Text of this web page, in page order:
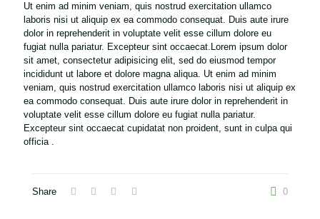
Ut enim ad minim veniam, quis nostrud exercitation ullamco
laboris nisi ut aliquip ex ea commodo consequat. Duis aute irure
dolor in reprehenderit in voluptate velit esse cillum dolore eu
fugiat nulla pariatur. Excepteur sint occaecat.Lorem ipsum dolor
sit amet, consectetur adipisicing elit, sed do eiusmod tempor
incididunt ut labore et dolore magna aliqua. Ut enim ad minim
veniam, quis nostrud exercitation ullamco laboris nisi ut aliquip ex
ea commodo consequat. Duis aute irure dolor in reprehenderit in
voluptate velit esse cillum dolore eu fugiat nulla pariatur.
Excepteur sint occaecat cupidatat non proident, sunt in culpa qui
officia .
Share 0